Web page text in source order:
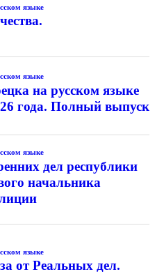
языке
языке
на русском языке
года. Полный выпуск
языке
дел республики
начальника
языке
от Реальных дел.